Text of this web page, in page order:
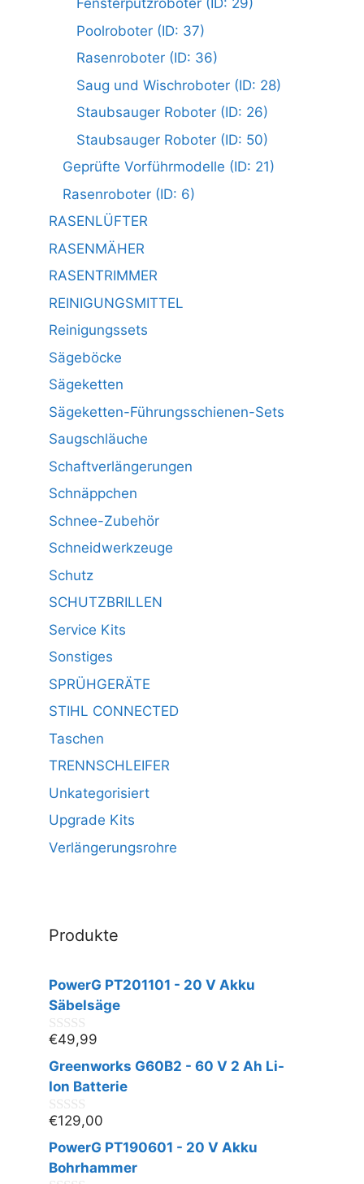
Fensterputzroboter (ID: 29)
Poolroboter (ID: 37)
Rasenroboter (ID: 36)
Saug und Wischroboter (ID: 28)
Staubsauger Roboter (ID: 26)
Staubsauger Roboter (ID: 50)
Geprüfte Vorführmodelle (ID: 21)
Rasenroboter (ID: 6)
RASENLÜFTER
RASENMÄHER
RASENTRIMMER
REINIGUNGSMITTEL
Reinigungssets
Sägeböcke
Sägeketten
Sägeketten-Führungsschienen-Sets
Saugschläuche
Schaftverlängerungen
Schnäppchen
Schnee-Zubehör
Schneidwerkzeuge
Schutz
SCHUTZBRILLEN
Service Kits
Sonstiges
SPRÜHGERÄTE
STIHL CONNECTED
Taschen
TRENNSCHLEIFER
Unkategorisiert
Upgrade Kits
Verlängerungsrohre
Produkte
PowerG PT201101 - 20 V Akku
Säbelsäge
0
v
o
n
€49,99
Greenworks G60B2 - 60 V 2 Ah Li-
Ion Batterie
0
v
o
n
€129,00
PowerG PT190601 - 20 V Akku
Bohrhammer